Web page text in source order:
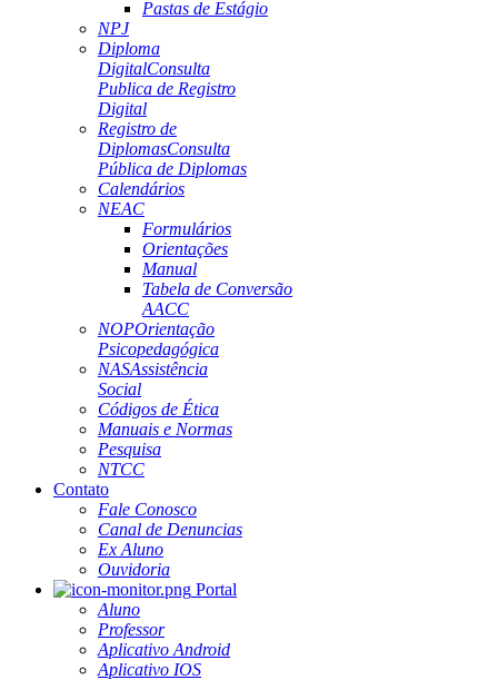
Pastas de Estágio
NPJ
Diploma
DigitalConsulta
Publica de Registro
Digital
Registro de
DiplomasConsulta
Pública de Diplomas
Calendários
NEAC
Formulários
Orientações
Manual
Tabela de Conversão
AACC
NOPOrientação
Psicopedagógica
NASAssistência
Social
Códigos de Ética
Manuais e Normas
Pesquisa
NTCC
Contato
Fale Conosco
Canal de Denuncias
Ex Aluno
Ouvidoria
Portal
Aluno
Professor
Aplicativo Android
Aplicativo IOS